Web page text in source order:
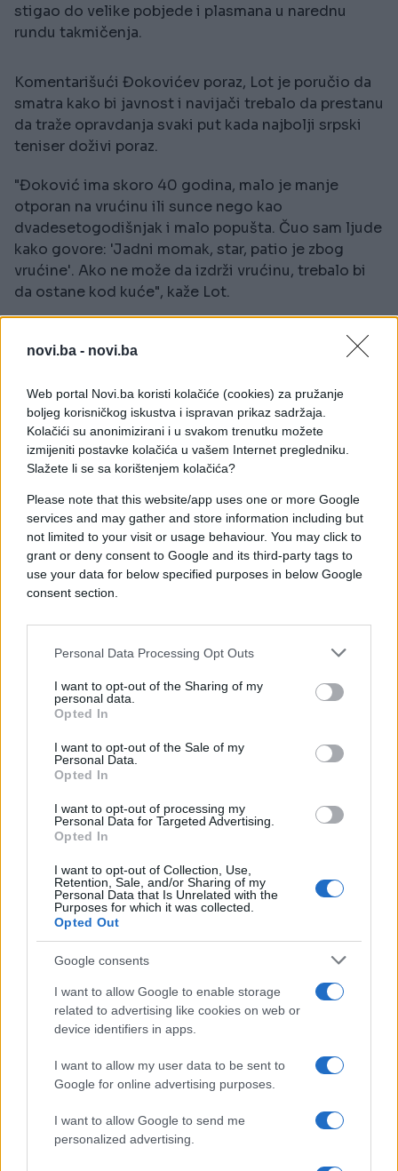
novi.ba - novi.ba
Web portal Novi.ba koristi kolačiće (cookies) za pružanje
boljeg korisničkog iskustva i ispravan prikaz sadržaja.
Kolačići su anonimizirani i u svakom trenutku možete
izmijeniti postavke kolačića u vašem Internet pregledniku.
Slažete li se sa korištenjem kolačića?
Please note that this website/app uses one or more Google
services and may gather and store information including but
not limited to your visit or usage behaviour. You may click to
grant or deny consent to Google and its third-party tags to
use your data for below specified purposes in below Google
consent section.
Personal Data Processing Opt Outs
I want to opt-out of the Sharing of my
personal data.
Opted In
I want to opt-out of the Sale of my
Personal Data.
Opted In
I want to opt-out of processing my
Personal Data for Targeted Advertising.
Opted In
I want to opt-out of Collection, Use,
Retention, Sale, and/or Sharing of my
Personal Data that Is Unrelated with the
Purposes for which it was collected.
Opted Out
Google consents
I want to allow Google to enable storage
related to advertising like cookies on web or
device identifiers in apps.
I want to allow my user data to be sent to
Google for online advertising purposes.
I want to allow Google to send me
personalized advertising.
stigao do velike pobjede i plasmana u narednu
rundu takmičenja.
Komentarišući Đokovićev poraz, Lot je poručio da
smatra kako bi javnost i navijači trebalo da prestanu
da traže opravdanja svaki put kada najbolji srpski
teniser doživi poraz.
"Đoković ima skoro 40 godina, malo je manje
otporan na vrućinu ili sunce nego kao
dvadesetogodišnjak i malo popušta. Čuo sam ljude
kako govore: 'Jadni momak, star, patio je zbog
vrućine'. Ako ne može da izdrži vrućinu, trebalo bi
da ostane kod kuće", kaže Lot.
Ipak, vjeruje da Novak može do titule na
"Izgubio je od Fonseke, koji je bio odličan. Ljudi
stalno traže izgovore za njega, ali ovaj momak je
fantastičan. Još uvijek može da osvoji grend slem,
poput Vimbldona, jer će uslovi biti brži", istakao je